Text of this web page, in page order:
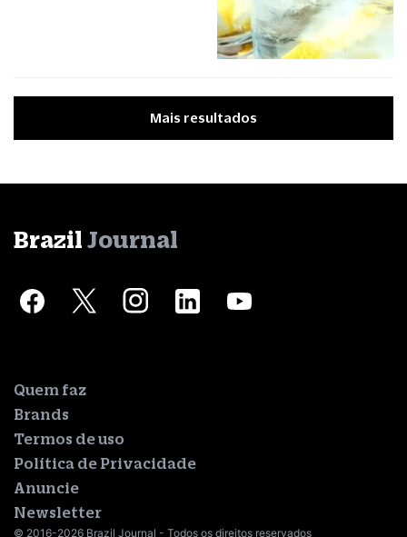
Mais resultados
Brazil Journal
Quem faz
Brands
Termos de uso
Política de Privacidade
Anuncie
Newsletter
© 2016-2026 Brazil Journal - Todos os direitos reservados